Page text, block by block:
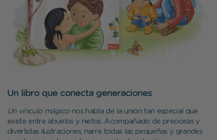
Un libro que conecta generaciones
Un vínculo mágiconos habla de la unión tan especial que
existe entre abuelos y nietos. Acompañado de preciosas y
divertidas ilustraciones, narra todas las pequeñas y grandes